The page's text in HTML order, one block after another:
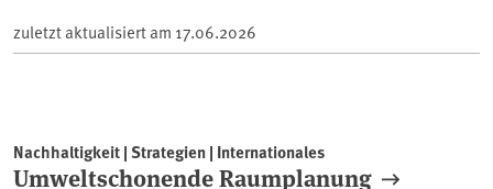
zuletzt aktualisiert am 17.06.2026
Nachhaltigkeit | Strategien | Internationales
Umweltschonende Raumplanung